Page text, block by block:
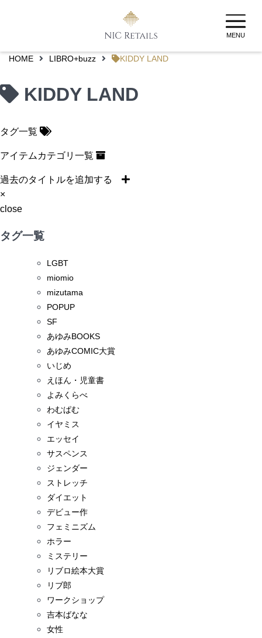
MENU
HOME LIBRO+buzz KIDDY LAND
KIDDY LAND
タグ一覧
アイテムカテゴリ一覧
過去のタイトルを追加する
×
close
タグ一覧
LGBT
miomio
mizutama
POPUP
SF
あゆみBOOKS
あゆみCOMIC大賞
いじめ
えほん・児童書
よみくらべ
わむぱむ
イヤミス
エッセイ
サスペンス
ジェンダー
ストレッチ
ダイエット
デビュー作
フェミニズム
ホラー
ミステリー
リブロ絵本大賞
リブ郎
ワークショップ
吉本ばなな
女性